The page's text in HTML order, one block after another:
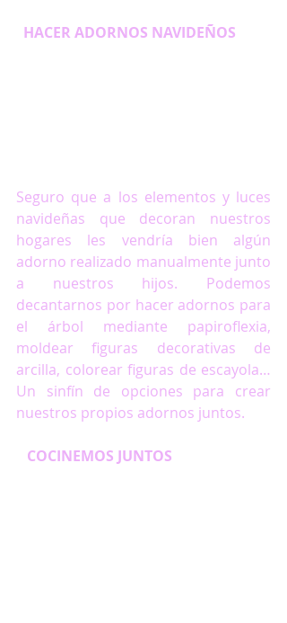
  HACER ADORNOS NAVIDEÑOS
Seguro que a los elementos y luces
navideñas que decoran nuestros
hogares les vendría bien algún
adorno realizado manualmente junto
a nuestros hijos. Podemos
decantarnos por hacer adornos para
el árbol mediante papiroflexia,
moldear figuras decorativas de
arcilla, colorear figuras de escayola…
Un sinfín de opciones para crear
nuestros propios adornos juntos.
   COCINEMOS JUNTOS